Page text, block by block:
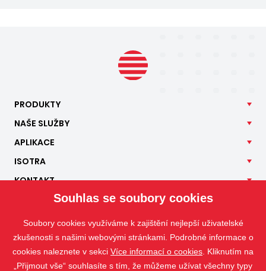
PRODUKTY
NAŠE SLUŽBY
APLIKACE
ISOTRA
KONTAKT
Souhlas se soubory cookies
Soubory cookies využíváme k zajištění nejlepší uživatelské
zkušenosti s našimi webovými stránkami. Podrobné informace o
cookies naleznete v sekci Více informací o cookies . Kliknutím na
„Přijmout vše“ souhlasíte s tím, že můžeme užívat všechny typy